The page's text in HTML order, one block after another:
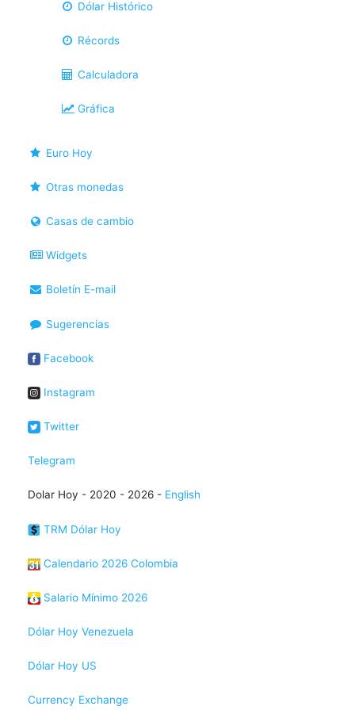
Dólar Histórico
Récords
Calculadora
Gráfica
Euro Hoy
Otras monedas
Casas de cambio
Widgets
Boletín E-mail
Sugerencias
Facebook
Instagram
Twitter
Telegram
Dolar Hoy - 2020 - 2026 - English
TRM Dólar Hoy
Calendario 2026 Colombia
Salario Mínimo 2026
Dólar Hoy Venezuela
Dólar Hoy US
Currency Exchange